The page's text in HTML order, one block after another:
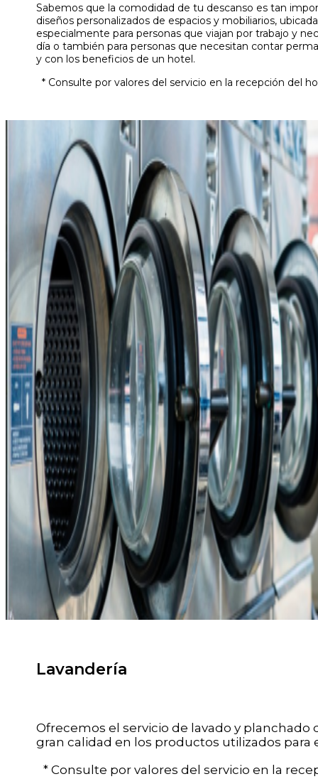
Sabemos que la comodidad de tu descanso es tan
diseños personalizados de espacios y mobiliarios,
especialmente para personas que viajan por trabajo y
día o también para personas que necesitan contar
y con los beneficios de un hotel.
* Consulte por valores del servicio en la recepción del
Lavandería
Ofrecemos el servicio de lavado y
gran calidad en los productos utilizados para
* Consulte por valores del servicio en la